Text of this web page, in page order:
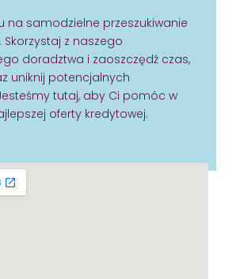
na samodzielne przeszukiwanie
z naszego
doradztwa i zaoszczędź czas,
uniknij potencjalnych
tutaj, aby Ci pomóc w
oferty kredytowej.